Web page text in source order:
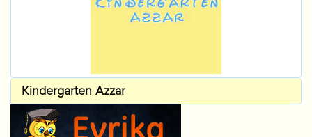
Kindergarten Azzar